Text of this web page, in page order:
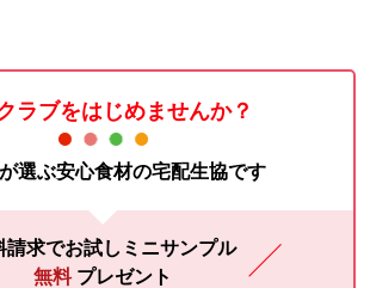
ラブをはじめませんか？
選ぶ安心食材の宅配生協です
請求でお試しミニサンプル
無料 プレゼント